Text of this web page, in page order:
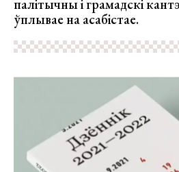
палітычны і грамадскі
ўплывае на асабістае.